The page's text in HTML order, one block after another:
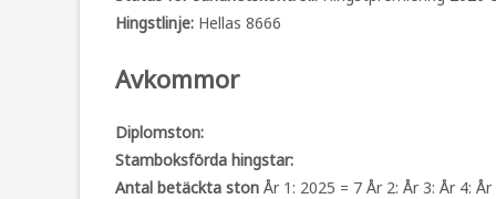
Hingstlinje: Hellas 8666
Avkommor
Diplomston:
Stamboksförda hingstar:
Antal betäckta ston År 1: 2025 = 7 År 2: År 3: År 4: År